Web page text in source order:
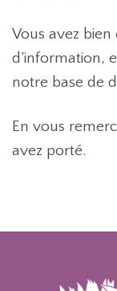
Vous avez
d’information,
notre base de
En vous
avez porté.